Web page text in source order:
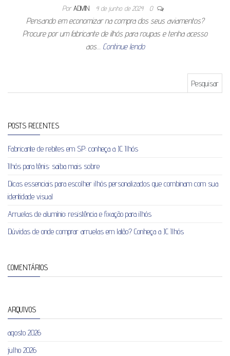
Por ADMIN 4 de junho de 2024 0
Pensando em economizar na compra dos seus aviamentos?
Procure por um fabricante de ilhós para roupas e tenha acesso
aos… Continue lendo
POSTS RECENTES
Fabricante de rebites em SP: conheça a JC Ilhós
Ilhós para tênis: saiba mais sobre
Dicas essenciais para escolher ilhós personalizados que combinam com sua
identidade visual
Arruelas de alumínio: resistência e fixação para ilhós
Dúvidas de onde comprar arruelas em latão? Conheça a JC Ilhós
COMENTÁRIOS
ARQUIVOS
agosto 2026
julho 2026